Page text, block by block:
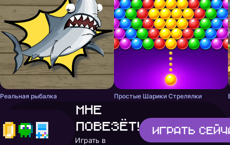
Реальная рыбалка Простые Шарики Стрелялки
Мне
повезёт!
Играть в
Играть